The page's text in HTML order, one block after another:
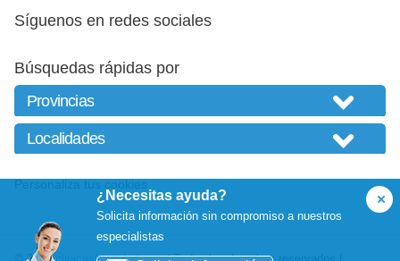
¿Necesitas ayuda?
Solicita información sin compromiso a nuestros
especialistas
Síguenos en redes sociales
Búsquedas rápidas por